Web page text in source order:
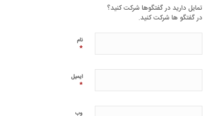
تمایل دارید در گفتگوها شرکت کنید؟
در گفتگو ها شرکت کنید.
نام
*
ایمیل
*
وب‌